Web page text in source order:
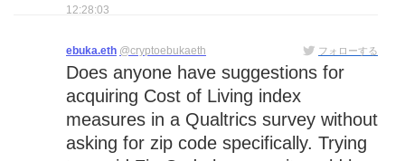
12:28:03
ebuka.eth @cryptoebukaeth フォローする
Does anyone have suggestions for
acquiring Cost of Living index
measures in a Qualtrics survey without
asking for zip code specifically. Trying